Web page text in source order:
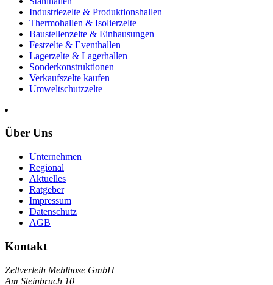
Industriezelte & Produktionshallen
Thermohallen & Isolierzelte
Baustellenzelte & Einhausungen
Festzelte & Eventhallen
Lagerzelte & Lagerhallen
Sonderkonstruktionen
Verkaufszelte kaufen
Umweltschutzzelte
Über Uns
Unternehmen
Regional
Aktuelles
Ratgeber
Impressum
Datenschutz
AGB
Kontakt
Zeltverleih Mehlhose GmbH
Am Steinbruch 10